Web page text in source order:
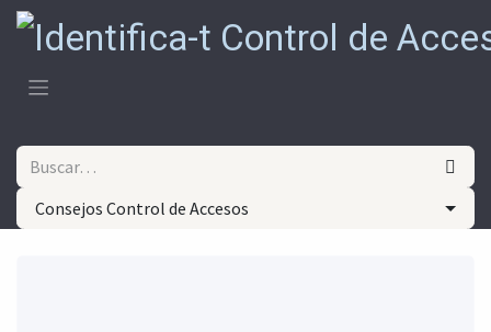
Ir al contenido
Consejos Control de Accesos